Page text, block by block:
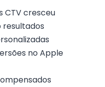
CTV cresceu
resultados
no Apple